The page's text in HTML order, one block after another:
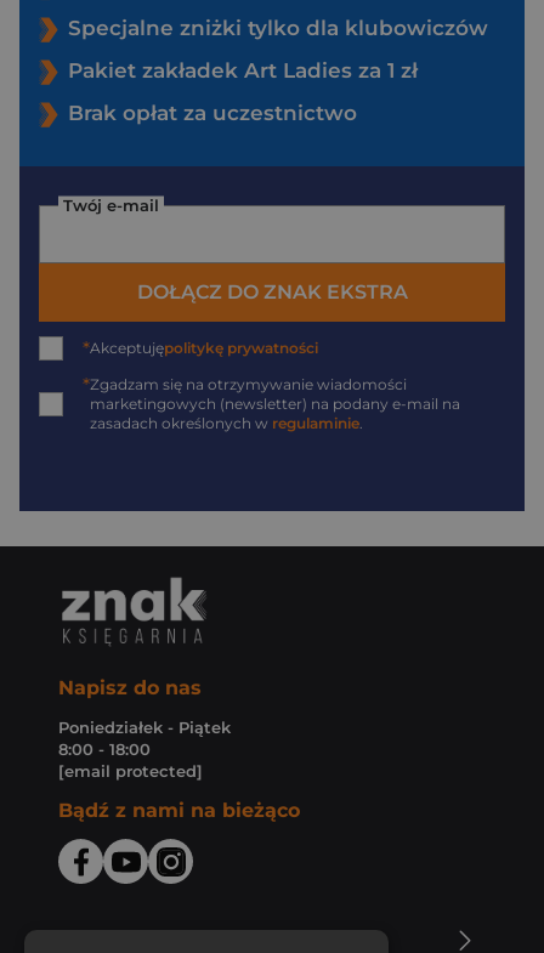
Specjalne zniżki tylko dla klubowiczów
Pakiet zakładek Art Ladies za 1 zł
Brak opłat za uczestnictwo
Twój e-mail
DOŁĄCZ DO ZNAK EKSTRA
*Akceptujępolitykę prywatności
*Zgadzam się na otrzymywanie wiadomości
marketingowych (newsletter) na podany e-mail na
zasadach określonych w regulaminie.
Napisz do nas
Poniedziałek - Piątek
8:00 - 18:00
[email protected]
Bądź z nami na bieżąco